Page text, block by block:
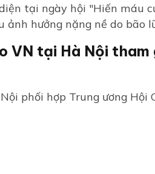
tại ngày hội "Hiến máu
ảnh hưởng nặng nề do bão
VN tại Hà Nội tham
phối hợp Trung ương Hội